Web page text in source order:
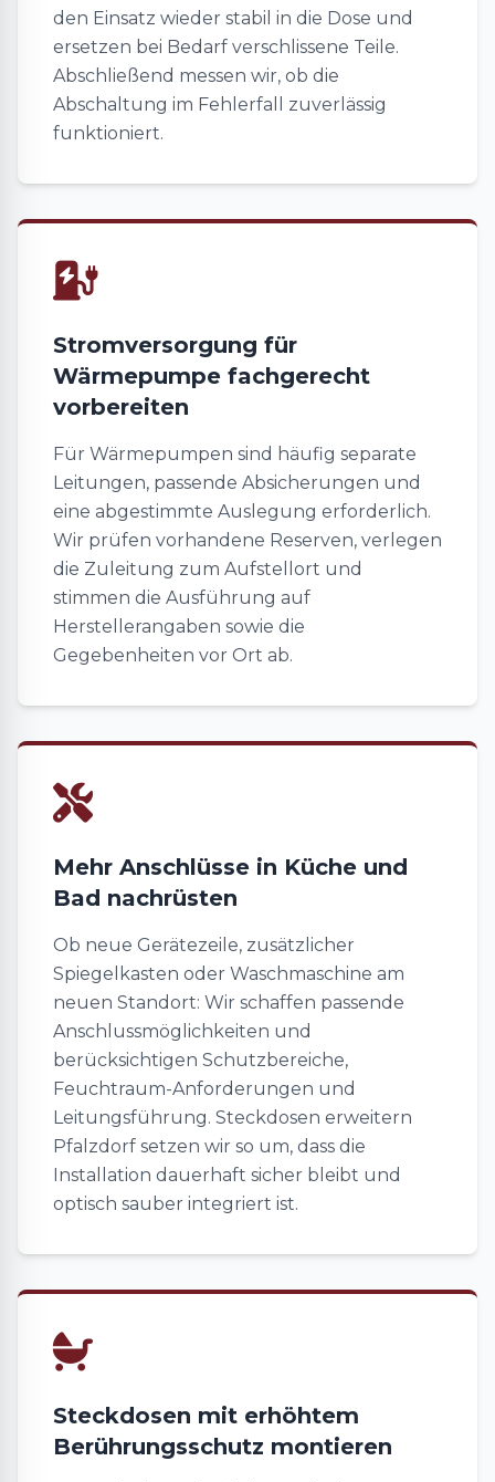
den Einsatz wieder stabil in die Dose und
ersetzen bei Bedarf verschlissene Teile.
Abschließend messen wir, ob die
Abschaltung im Fehlerfall zuverlässig
funktioniert.
Stromversorgung für
Wärmepumpe fachgerecht
vorbereiten
Für Wärmepumpen sind häufig separate
Leitungen, passende Absicherungen und
eine abgestimmte Auslegung erforderlich.
Wir prüfen vorhandene Reserven, verlegen
die Zuleitung zum Aufstellort und
stimmen die Ausführung auf
Herstellerangaben sowie die
Gegebenheiten vor Ort ab.
Mehr Anschlüsse in Küche und
Bad nachrüsten
Ob neue Gerätezeile, zusätzlicher
Spiegelkasten oder Waschmaschine am
neuen Standort: Wir schaffen passende
Anschlussmöglichkeiten und
berücksichtigen Schutzbereiche,
Feuchtraum-Anforderungen und
Leitungsführung. Steckdosen erweitern
Pfalzdorf setzen wir so um, dass die
Installation dauerhaft sicher bleibt und
optisch sauber integriert ist.
Steckdosen mit erhöhtem
Berührungsschutz montieren